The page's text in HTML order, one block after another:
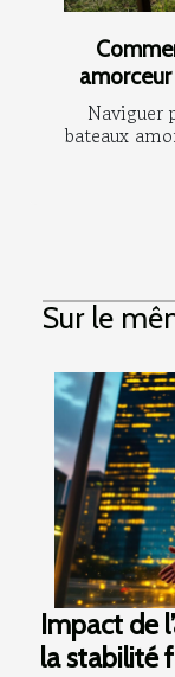
Naviguer
bateaux
Sur le
Impact de
la stabilité